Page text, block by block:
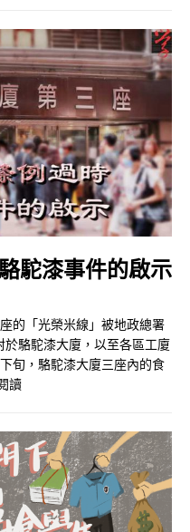
駝漆事件的啟示
的「光榮米線」被地政總署
駱駝漆大廈，以至各區工廈
旬，駱駝漆大廈三座內的食
讀